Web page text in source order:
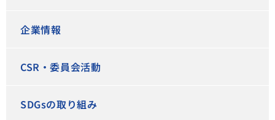
企業情報
CSR・委員会活動
SDGsの取り組み